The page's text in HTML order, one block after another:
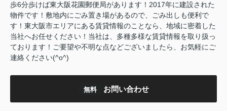
歩6分歩けば東大阪花園郵便局があります！2017年に建設された
物件です！敷地内にごみ置き場があるので、ごみ出しも便利で
す！東大阪市エリアにある賃貸情報のことなら、地域に密着した
当社へお任せください！当社は、多種多様な賃貸情報を取り扱っ
ております！ご要望や不明な点などございましたら、お気軽にご
連絡ください(^o^)
無料 お問い合わせ